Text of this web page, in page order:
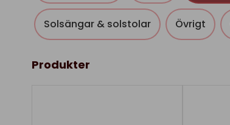
Solsängar & solstolar Övrigt
Produkter